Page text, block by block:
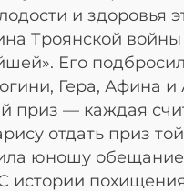
и здоровья
Троянской войны
Его
Гера, Афина и
приз — каждая
отдать приз
юношу
истории